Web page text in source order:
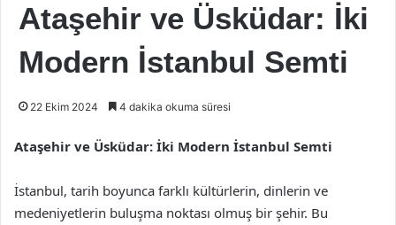
Ataşehir ve Üsküdar: İki
Modern İstanbul Semti
22 Ekim 2024 4 dakika okuma süresi
Ataşehir ve Üsküdar: İki Modern İstanbul Semti
İstanbul, tarih boyunca farklı kültürlerin, dinlerin ve
medeniyetlerin buluşma noktası olmuş bir şehir. Bu